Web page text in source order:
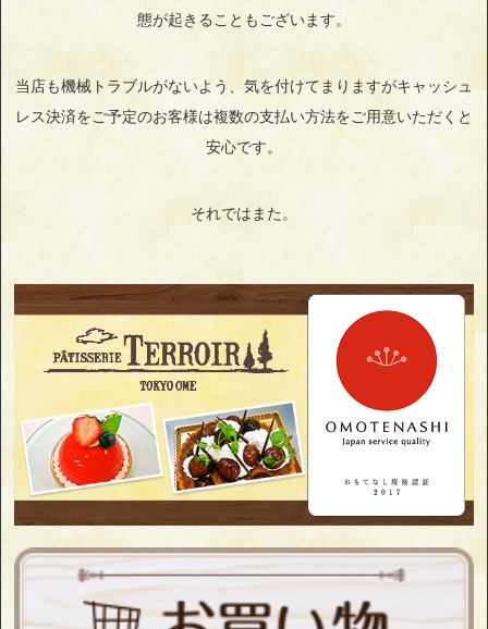
態が起きることもございます。
当店も機械トラブルがないよう、気を付けてまりますがキャッシュ
レス決済をご予定のお客様は複数の支払い方法をご用意いただくと
安心です。
それではまた。